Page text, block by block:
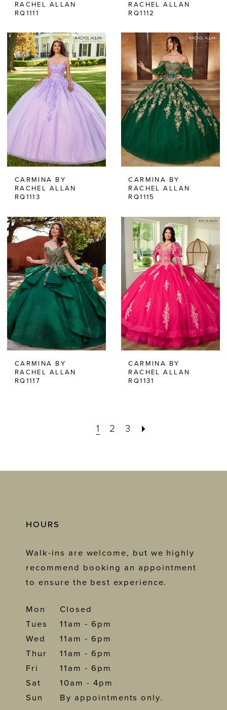
RACHEL ALLAN
RQ1111
RACHEL ALLAN
RQ1112
CARMINA BY
RACHEL ALLAN
RQ1113
CARMINA BY
RACHEL ALLAN
RQ1115
CARMINA BY
RACHEL ALLAN
RQ1117
CARMINA BY
RACHEL ALLAN
RQ1131
1 2 3
HOURS
Walk-ins are welcome, but we highly
recommend booking an appointment
to ensure the best experience.
Mon
Closed
Tues
11am - 6pm
Wed
11am - 6pm
Thur
11am - 6pm
Fri
11am - 6pm
Sat
10am - 4pm
Sun
By appointments only.